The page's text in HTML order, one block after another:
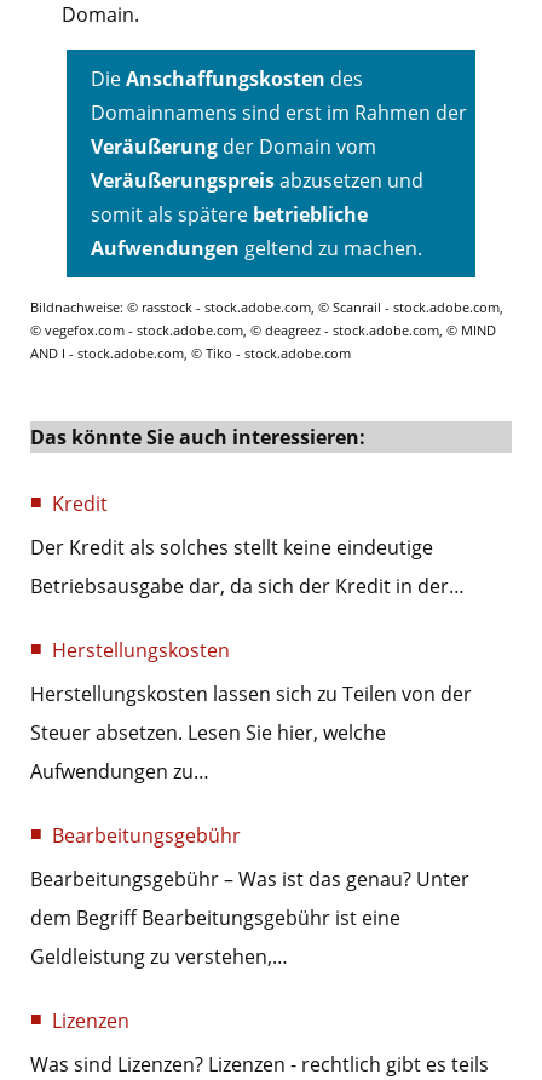
Domain.
DieAnschaffungskosten des
Domainnamens sind erst im Rahmen der
Veräußerung der Domain vom
Veräußerungspreisabzusetzen und
somit als spätere betriebliche
Aufwendungen geltend zu machen.
Bildnachweise: © rasstock - stock.adobe.com, © Scanrail - stock.adobe.com,
© vegefox.com - stock.adobe.com, © deagreez - stock.adobe.com, © MIND
AND I - stock.adobe.com, © Tiko - stock.adobe.com
Das könnte Sie auch interessieren:
Kredit
Der Kredit als solches stellt keine eindeutige
Betriebsausgabe dar, da sich der Kredit in der…
Herstellungskosten
Herstellungskosten lassen sich zu Teilen von der
Steuer absetzen. Lesen Sie hier, welche
Aufwendungen zu…
Bearbeitungsgebühr
Bearbeitungsgebühr – Was ist das genau? Unter
dem Begriff Bearbeitungsgebühr ist eine
Geldleistung zu verstehen,…
Lizenzen
Was sind Lizenzen? Lizenzen - rechtlich gibt es teils